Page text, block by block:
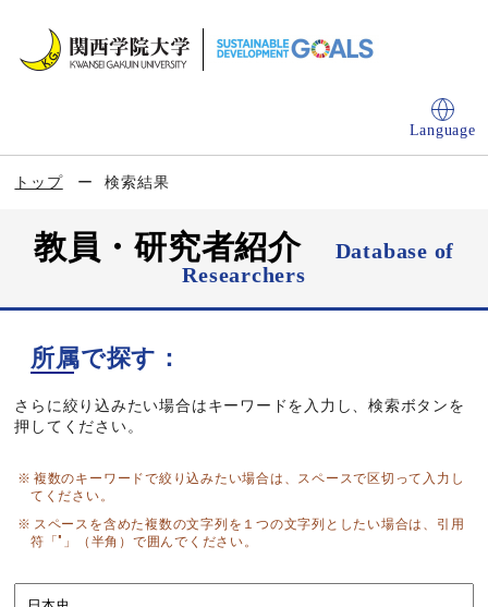
Language
トップ 検索結果
教員・研究者紹介
Database of
Researchers
所属で探す：
さらに絞り込みたい場合はキーワードを入力し、検索ボタンを
押してください。
複数のキーワードで絞り込みたい場合は、スペースで区切って入力し
てください。
スペースを含めた複数の文字列を１つの文字列としたい場合は、引用
符「"」（半角）で囲んでください。